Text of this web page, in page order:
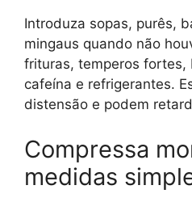
Introduza sopas, purês,
mingaus quando não
frituras, temperos fortes,
cafeína e refrigerantes.
distensão e podem
Compressa
medidas